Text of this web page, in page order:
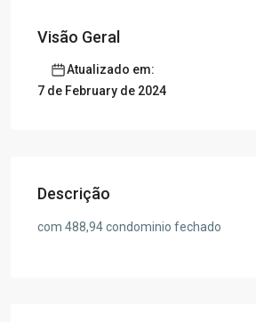
Visão Geral
Atualizado em:
7 de February de 2024
Descrição
com 488,94 condominio fechado